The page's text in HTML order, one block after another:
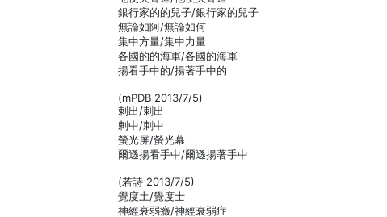
銀行家的的兒子/銀行家的兒子
無論如阿/無論如何
集中方量/集中力量
各國的的海軍/各國的海軍
揚看手中的/揚著手中的
(mPDB 2013/7/5)
剌出/刺出
剌中/刺中
螢光屏/螢光幕
爾遜揚看手中/爾遜揚著手中
(若詩 2013/7/5)
覺度土/覺度士
神經衰弱癥/神經衰弱症